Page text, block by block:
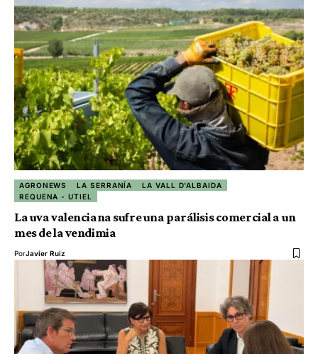
AGRONEWS LA SERRANÍA
LA VALL D'ALBAIDA
REQUENA - UTIEL
La uva valenciana sufre una parálisis comercial a un
mes de la vendimia
PorJavier Ruiz